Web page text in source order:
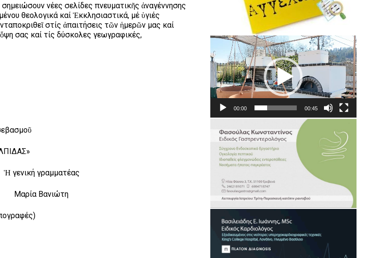
νέες σελίδες πνευματικῆς ἀναγέννησης
θεολογικά καί Ἐκκλησιαστικά, μέ ὑγιές
στίς ἀπαιτήσεις τῶν ἡμερῶν μας καί
σας καί τίς δύσκολες γεωγραφικές,
γραμματέας
Βανιώτη
Πρόγραμμα
Αναπαραγωγής
Βίντεο
00:00 00:45